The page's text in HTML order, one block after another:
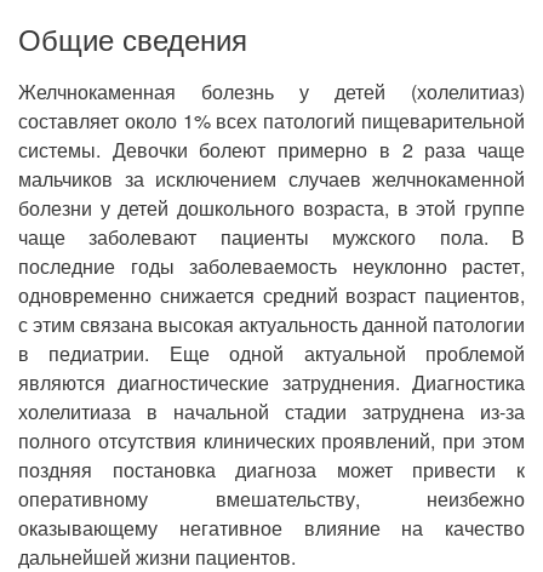
Общие сведения
Желчнокаменная болезнь у детей (холелитиаз)
составляет около 1% всех патологий пищеварительной
системы. Девочки болеют примерно в 2 раза чаще
мальчиков за исключением случаев желчнокаменной
болезни у детей дошкольного возраста, в этой группе
чаще заболевают пациенты мужского пола. В
последние годы заболеваемость неуклонно растет,
одновременно снижается средний возраст пациентов,
с этим связана высокая актуальность данной патологии
в педиатрии. Еще одной актуальной проблемой
являются диагностические затруднения. Диагностика
холелитиаза в начальной стадии затруднена из-за
полного отсутствия клинических проявлений, при этом
поздняя постановка диагноза может привести к
оперативному вмешательству, неизбежно
оказывающему негативное влияние на качество
дальнейшей жизни пациентов.